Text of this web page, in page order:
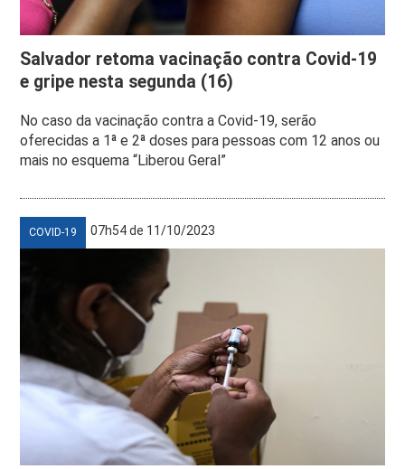
Salvador retoma vacinação contra Covid-19
e gripe nesta segunda (16)
No caso da vacinação contra a Covid-19, serão
oferecidas a 1ª e 2ª doses para pessoas com 12 anos ou
mais no esquema “Liberou Geral”
COVID-19 07h54 de 11/10/2023